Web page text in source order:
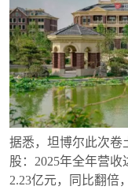
据悉，坦博尔此次卷
股：2025年全年营收
2.23亿元，同比翻倍